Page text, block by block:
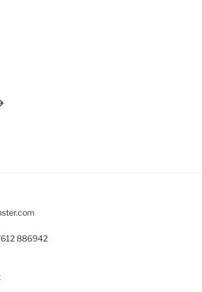
886942